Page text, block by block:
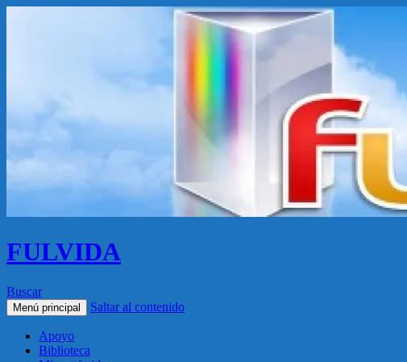
FULVIDA
Buscar
Menú principal Saltar al contenido
Apoyo
Biblioteca